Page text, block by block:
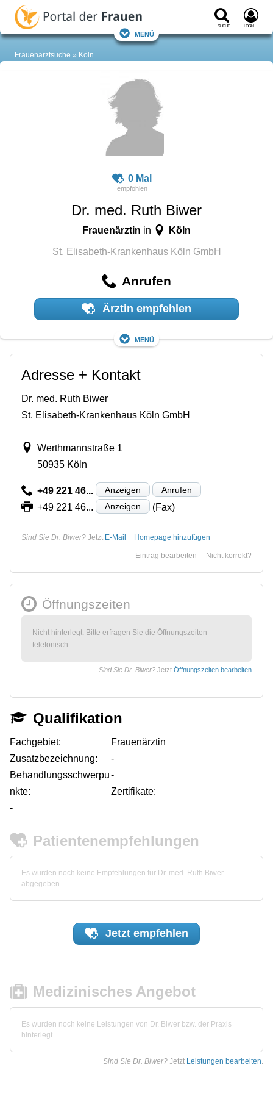
Suche Login
Menü
Frauenarztsuche Köln
0 Mal
Dr. med. Ruth Biwer
Frauenärztin in Köln
St. Elisabeth-Krankenhaus Köln GmbH
Anrufen
Ärztin empfehlen
Menü
Adresse + Kontakt
Dr. med. Ruth Biwer
St. Elisabeth-Krankenhaus Köln GmbH
Werthmannstraße 1
50935 Köln
+49 221 46... Anzeigen Anrufen
+49 221 46... Anzeigen (Fax)
Sind Sie Dr. Biwer? Jetzt E-Mail + Homepage hinzufügen
Nicht korrekt?
Eintrag bearbeiten
Öffnungszeiten
Nicht hinterlegt. Bitte erfragen Sie die Öffnungszeiten
telefonisch.
Sind Sie Dr. Biwer? Jetzt Öffnungszeiten bearbeiten
Qualifikation
Fachgebiet:
Frauenärztin
Zusatzbezeichnung:
-
Behandlungsschwerpu
nkte:
-
Zertifikate:
-
Patientenempfehlungen
Es wurden noch keine Empfehlungen für Dr. med. Ruth Biwer
abgegeben.
Jetzt empfehlen
Medizinisches Angebot
Es wurden noch keine Leistungen von Dr. Biwer bzw. der Praxis
hinterlegt.
Sind Sie Dr. Biwer? Jetzt Leistungen bearbeiten.